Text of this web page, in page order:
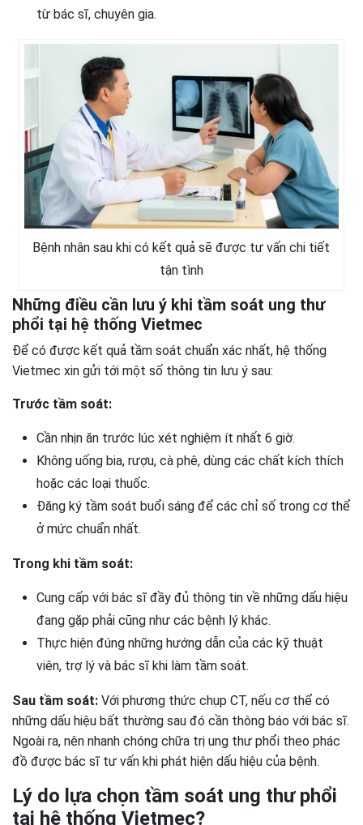
từ bác sĩ, chuyên gia.
Bệnh nhân sau khi có kết quả sẽ được tư vấn chi tiết
tận tình
Những điều cần lưu ý khi tầm soát ung thư
phổi tại hệ thống Vietmec
Để có được kết quả tầm soát chuẩn xác nhất, hệ thống
Vietmec xin gửi tới một số thông tin lưu ý sau:
Trước tầm soát:
Cần nhịn ăn trước lúc xét nghiệm ít nhất 6 giờ.
Không uống bia, rượu, cà phê, dùng các chất kích thích
hoặc các loại thuốc.
Đăng ký tầm soát buổi sáng để các chỉ số trong cơ thể
ở mức chuẩn nhất.
Trong khi tầm soát:
Cung cấp với bác sĩ đầy đủ thông tin về những dấu hiệu
đang gặp phải cũng như các bệnh lý khác.
Thực hiện đúng những hướng dẫn của các kỹ thuật
viên, trợ lý và bác sĩ khi làm tầm soát.
Sau tầm soát: Với phương thức chụp CT, nếu cơ thể có
những dấu hiệu bất thường sau đó cần thông báo với bác sĩ.
Ngoài ra, nên nhanh chóng chữa trị ung thư phổi theo phác
đồ được bác sĩ tư vấn khi phát hiện dấu hiệu của bệnh.
Lý do lựa chọn tầm soát ung thư phổi
tại hệ thống Vietmec?